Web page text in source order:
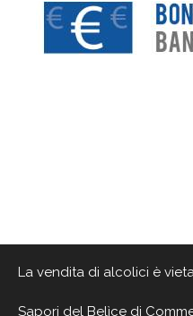
La vendita di alcolici è
Sapori del Belìce di